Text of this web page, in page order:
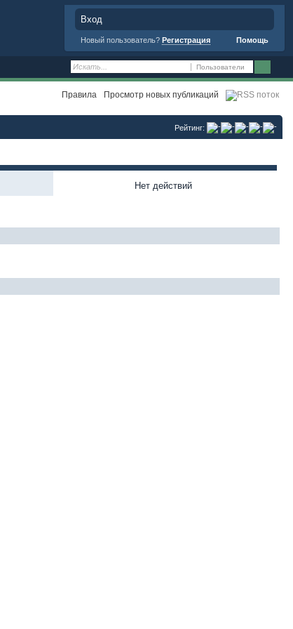
Вход
Новый пользователь? Регистрация Помощь
Пользователи
Правила Просмотр новых публикаций
Рейтинг:
Нет действий